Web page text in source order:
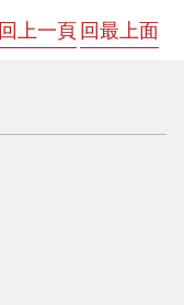
回上一頁 回最上面